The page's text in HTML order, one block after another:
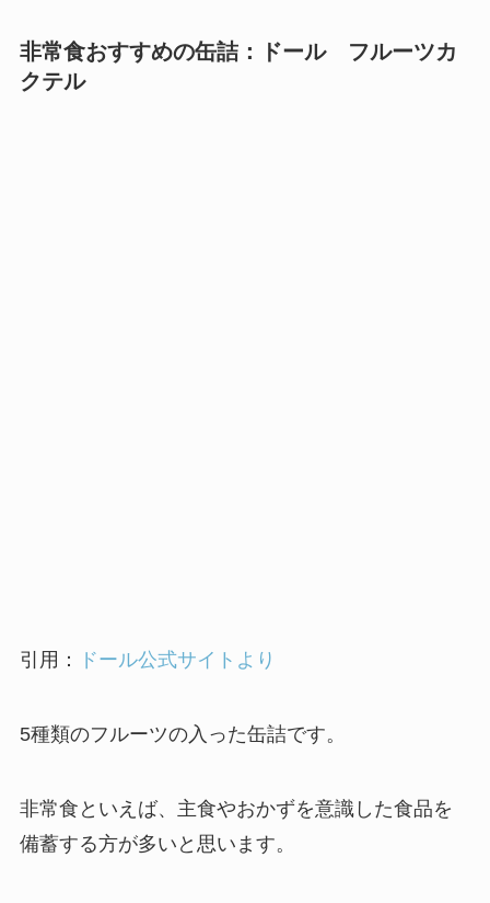
非常食おすすめの缶詰： ドール
フルーツカ
クテル
引用： ドール公式サイトより
5種類のフルーツの入った缶詰です。
非常食といえば、主食やおかずを意識した食品を
備蓄する方が多いと思います。